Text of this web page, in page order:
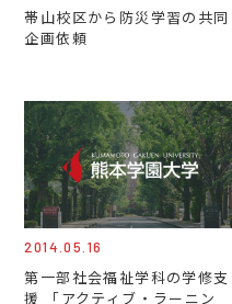
帯山校区から防災学習の共同
企画依頼
2014.05.16
第一部社会福祉学科の学修支
援 「アクティブ・ラーニン